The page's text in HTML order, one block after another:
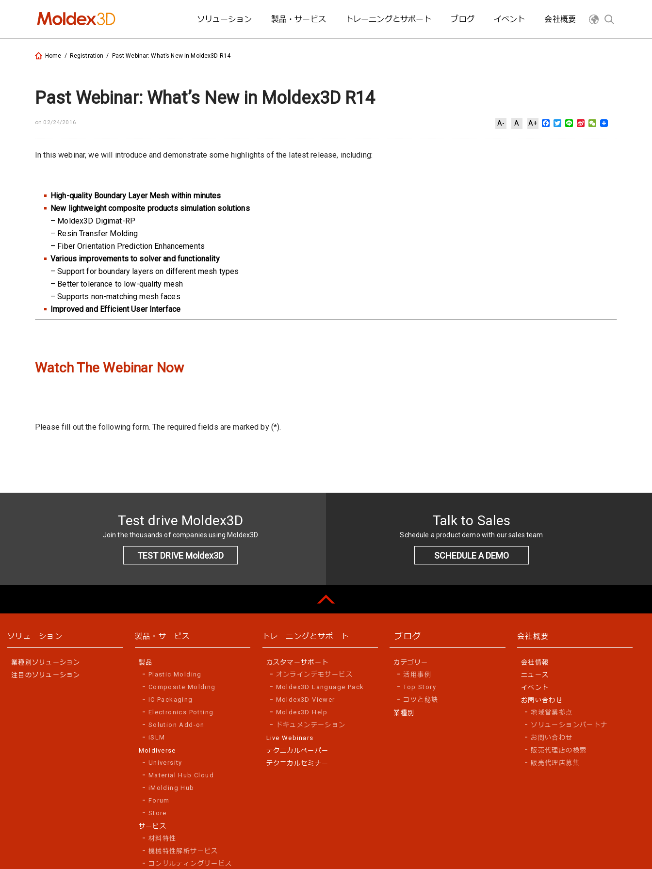
ソリューション 製品・サービス トレーニングとサポート ブログ イベント 会社概要
Home / Registration / Past Webinar: What’s New in Moldex3D R14
Past Webinar: What’s New in Moldex3D R14
on 02/24/2016 A- A A+ Facebook
Twitter
Line Sina WeChat
In this webinar, we will introduce and demonstrate some highlights of the latest release, including:
High-quality Boundary Layer Mesh within minutes
New lightweight composite products simulation solutions
– Moldex3D Digimat-RP
– Resin Transfer Molding
– Fiber Orientation Prediction Enhancements
Various improvements to solver and functionality
– Support for boundary layers on different mesh types
– Better tolerance to low-quality mesh
– Supports non-matching mesh faces
Improved and Efficient User Interface
Watch The Webinar Now
Please fill out the following form. The required fields are marked by (*).
Test drive Moldex3D
Join the thousands of companies using Moldex3D
TEST DRIVE Moldex3D
Talk to Sales
Schedule a product demo with our sales team
SCHEDULE A DEMO
ソリューション
業種別ソリューション
注目のソリューション
製品・サービス
製品
Plastic Molding
Composite Molding
IC Packaging
Electronics Potting
Solution Add-on
iSLM
Moldiverse
University
Material Hub Cloud
iMolding Hub
Forum
Store
サービス
材料特性
機械特性解析サービス
コンサルティングサービス
トレーニングとサポート
カスタマーサポート
オンラインデモサービス
Moldex3D Language Pack
Moldex3D Viewer
Moldex3D Help
ドキュメンテーション
Live Webinars
テクニカルペーパー
テクニカルセミナー
ブログ
カテゴリー
活用事例
Top Story
コツと秘訣
業種別
会社概要
会社情報
ニュース
イベント
お問い合わせ
地域営業拠点
ソリューションパートナ
お問い合わせ
販売代理店の検索
販売代理店募集